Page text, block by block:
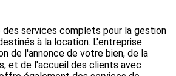
des services complets pour la gestion
à la location. L'entreprise
de l'annonce de votre bien, de la
et de l'accueil des clients avec